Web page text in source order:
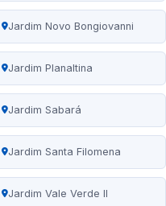
Jardim Novo Bongiovanni
Jardim Planaltina
Jardim Sabará
Jardim Santa Filomena
Jardim Vale Verde II